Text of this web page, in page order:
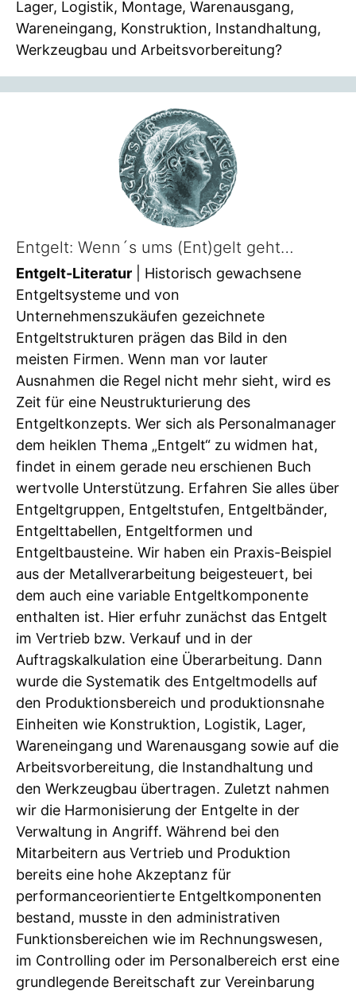
Lager, Logistik, Montage, Warenausgang,
Wareneingang, Konstruktion, Instandhaltung,
Werkzeugbau und Arbeitsvorbereitung?
Entgelt: Wenn´s ums (Ent)gelt geht…
Entgelt-Literatur | Historisch gewachsene
Entgeltsysteme und von
Unternehmenszukäufen gezeichnete
Entgeltstrukturen prägen das Bild in den
meisten Firmen. Wenn man vor lauter
Ausnahmen die Regel nicht mehr sieht, wird es
Zeit für eine Neustrukturierung des
Entgeltkonzepts. Wer sich als Personalmanager
dem heiklen Thema „Entgelt“ zu widmen hat,
findet in einem gerade neu erschienen Buch
wertvolle Unterstützung. Erfahren Sie alles über
Entgeltgruppen, Entgeltstufen, Entgeltbänder,
Entgelttabellen, Entgeltformen und
Entgeltbausteine. Wir haben ein Praxis-Beispiel
aus der Metallverarbeitung beigesteuert, bei
dem auch eine variable Entgeltkomponente
enthalten ist. Hier erfuhr zunächst das Entgelt
im Vertrieb bzw. Verkauf und in der
Auftragskalkulation eine Überarbeitung. Dann
wurde die Systematik des Entgeltmodells auf
den Produktionsbereich und produktionsnahe
Einheiten wie Konstruktion, Logistik, Lager,
Wareneingang und Warenausgang sowie auf die
Arbeitsvorbereitung, die Instandhaltung und
den Werkzeugbau übertragen. Zuletzt nahmen
wir die Harmonisierung der Entgelte in der
Verwaltung in Angriff. Während bei den
Mitarbeitern aus Vertrieb und Produktion
bereits eine hohe Akzeptanz für
performanceorientierte Entgeltkomponenten
bestand, musste in den administrativen
Funktionsbereichen wie im Rechnungswesen,
im Controlling oder im Personalbereich erst eine
grundlegende Bereitschaft zur Vereinbarung